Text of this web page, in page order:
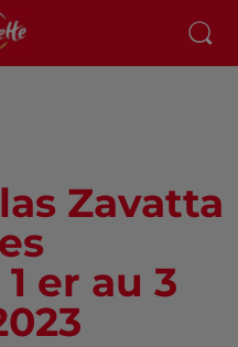
Zavatta
er au 3